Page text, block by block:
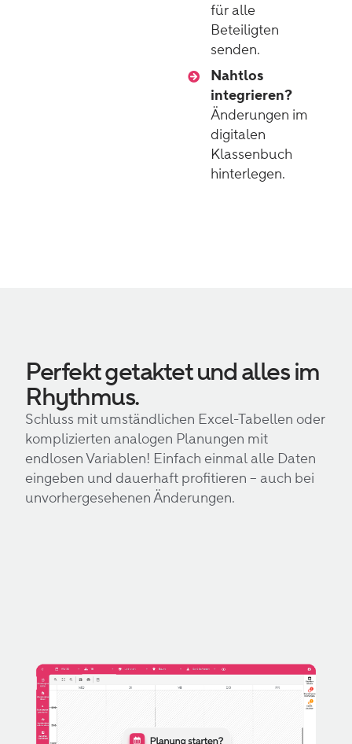
für alle
Beteiligten
senden.
Nahtlos
integrieren?
Änderungen im
digitalen
Klassenbuch
hinterlegen.
Perfekt getaktet und alles im
Rhythmus.
Schluss mit umständlichen Excel-Tabellen oder
komplizierten analogen Planungen mit
endlosen Variablen! Einfach einmal alle Daten
eingeben und dauerhaft profitieren – auch bei
unvorhergesehenen Änderungen.